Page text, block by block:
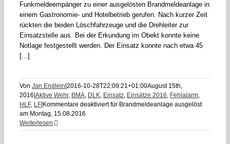
Funkmeldeempänger zu einer ausgelösten Brandmeldeanlage in
einem Gastronomie- und Hotelbetrieb gerufen. Nach kurzer Zeit
rückten die beiden Löschfahrzeuge und die Drehleiter zur
Einsatzstelle aus. Bei der Erkundung im Obekt konnte keine
Notlage festgestellt werden. Der Einsatz konnte nach etwa 45
[...]
Von Jan Endlein 2016-10-28T22:09:21+01:00August 15th,
2016 Aktive Wehr, BMA, DLK, Einsatz, Einsätze 2016, Fehlalarm,
HLF, LF Kommentare deaktiviertfür Brandmeldeanlage ausgelöst
am Montag, 15.08.2016
Weiterlesen